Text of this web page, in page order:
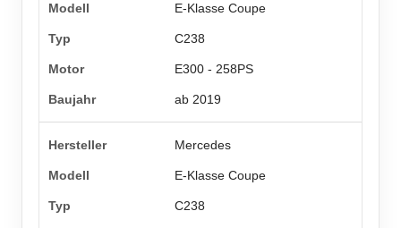
E-Klasse Coupe
C238
E300 - 258PS
ab 2019
Mercedes
E-Klasse Coupe
C238